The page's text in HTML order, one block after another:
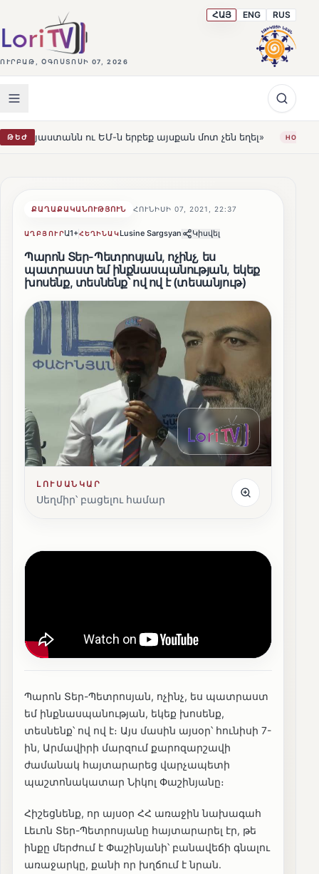
ՈՒՐԲԱԹ, ՕԳՈՍՏՈՍԻ 07, 2026
ՀԱՅ ENG RUS
ԹԵԺ
ու ԵՄ-ն երբեք այսքան մոտ չեն եղել» HOT Լեռնահովիտի
ՔԱՂԱՔԱԿԱՆՈՒԹՅՈՒՆ ՀՈՒՆԻՍԻ 07, 2021, 22:37
ԱՂԲՅՈՒՐԱ1+ՀԵՂԻՆԱԿLusine Sargsyan Կիսվել
Պարոն Տեր-Պետրոսյան, ոչինչ, ես
պատրաստ եմ ինքնասպանության, եկեք
խոսենք, տեսնենք՝ ով ով է (տեսանյութ)
ԼՈՒՍԱՆԿԱՐ
Սեղմիր՝ բացելու համար
Պարոն Տեր-Պետրոսյան, ոչինչ, ես պատրաստ
եմ ինքնասպանության, եկեք խոսենք,
տեսնենք՝ ով ով է։ Այս մասին այսօր՝ հունիսի 7-
ին, Արմավիրի մարզում քարոզարշավի
ժամանակ հայտարարեց վարչապետի
պաշտոնակատար Նիկոլ Փաշինյանը։
Հիշեցնենք, որ այսօր ՀՀ առաջին նախագահ
Լեւոն Տեր-Պետրոսյանը հայտարարել էր, թե
ինքը մերժում է Փաշինյանի՝ բանավեճի գնալու
առաջարկը, քանի որ խղճում է նրան.